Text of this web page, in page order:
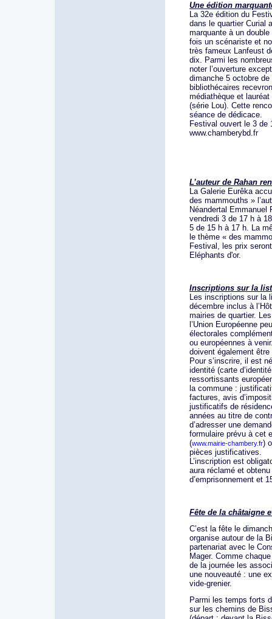
Une édition
La 32e édition du
dans le quartier Curial
marquante à un
fois un scénariste et
très fameux Lanfeust
dix. Parmi les
noter l’ouverture
dimanche 5 octobre
bibliothécaires
médiathèque et
(série Lou). Cette
séance de dédicace.
Festival ouvert le 3 de
www.chamberybd.fr
L’auteur de Rahan
La Galerie Eurêka
des mammouths »
Néandertal
vendredi 3 de 17 h à
5 de 15 h à 17 h. La
le thème « des
Festival, les prix
Eléphants d'or.
Inscriptions sur la
Les inscriptions sur la
décembre inclus à
mairies de quartier.
l’Union Européenne
électorales
ou européennes à
doivent également
Pour s’inscrire, il est
identité (carte
ressortissants
la commune :
factures, avis
justificatifs de
années au titre de
d’adresser une
formulaire prévu à cet
(www.mairie-chambery.fr)
pièces justificatives.
L’inscription est
aura réclamé et
d’emprisonnement et
Fête de la châtaigne
C’est la fête le
organise autour de la
partenariat avec le
Mager. Comme
de la journée les
une nouveauté : une
vide-grenier.
Parmi les temps forts
sur les chemins de